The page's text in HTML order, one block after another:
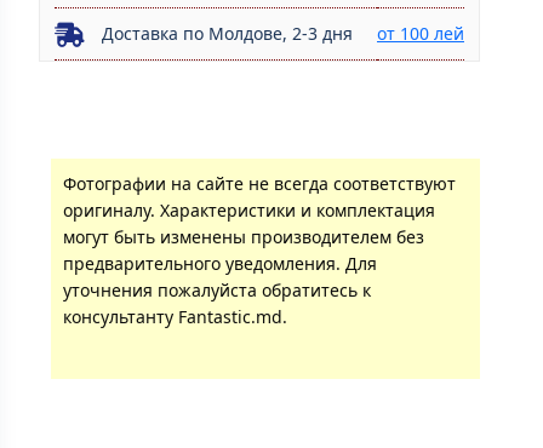
Доставка по Молдове, 2-3 дня от 100 лей
Фотографии на сайте не всегда соответствуют
оригиналу. Характеристики и комплектация
могут быть изменены производителем без
предварительного уведомления. Для
уточнения пожалуйста обратитесь к
консультанту Fantastic.md.